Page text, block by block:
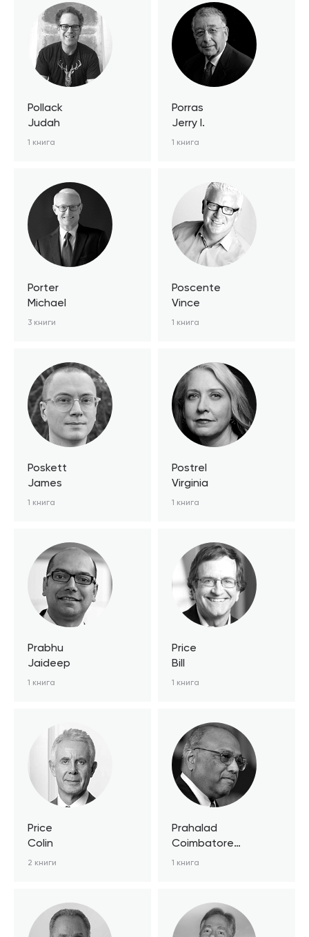
Pollack
Judah
1 книга
Porras
Jerry I.
1 книга
Porter
Michael
3 книги
Poscente
Vince
1 книга
Poskett
James
1 книга
Postrel
Virginia
1 книга
Prabhu
Jaideep
1 книга
Price
Bill
1 книга
Price
Colin
2 книги
Prahalad
Coimbatore
Krishnarao
1 книга